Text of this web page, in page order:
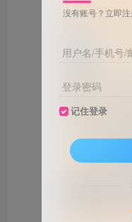
没有账号？立即
用户名/手机号/
登录密码
记住登录